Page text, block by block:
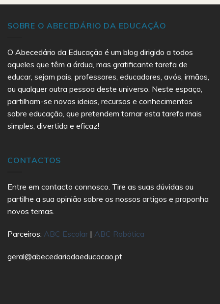
SOBRE O ABECEDÁRIO DA EDUCAÇÃO
O Abecedário da Educação é um blog dirigido a todos
aqueles que têm a árdua, mas gratificante tarefa de
educar, sejam pais, professores, educadores, avós, irmãos,
ou qualquer outra pessoa deste universo. Neste espaço,
partilham-se novas ideias, recursos e conhecimentos
sobre educação, que pretendem tornar esta tarefa mais
simples, divertida e eficaz!
CONTACTOS
Entre em contacto connosco. Tire as suas dúvidas ou
partilhe a sua opinião sobre os nossos artigos e proponha
novos temas.
Parceiros: ABC Escolar | ABC Robótica
geral@abecedariodaeducacao.pt